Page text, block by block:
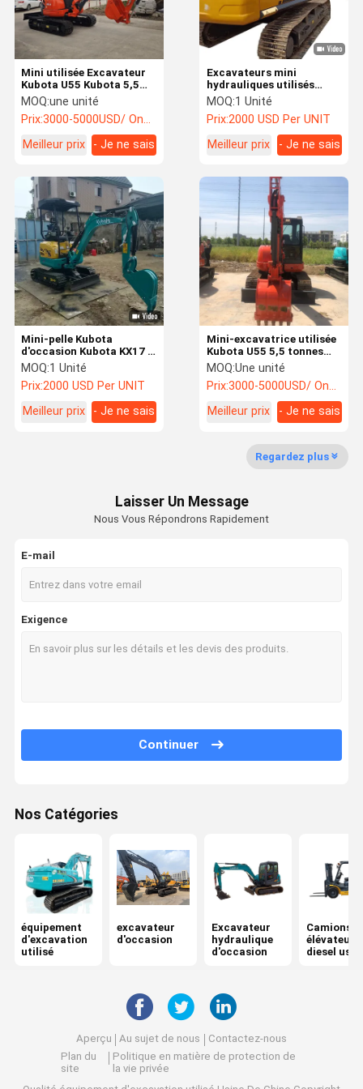
Aperçu Produits
A Propos De
Nous
Contrôle De
Nouvelles
excavateur d'occasion
Camions élévateurs diesel usagés
Téléporteurs électriques usagés
Chargeur utilisé
Excavateurs mini
hydrauliques utilisés
SANY SY55C SANY 26 35
55 60 75
MOQ:1 Unité
Prix:2000 USD Per UNIT
Meilleur prix
- Je ne sais
Mini utilisée Excavateur
Kubota U55 Kubota 5,5
tonnes Excavateurs
Kubota U55 U35 U17
MOQ:une unité
Prix:3000-5000USD/ One Unit
Meilleur prix
- Je ne sais
Mini-excavatrice utilisée
Kubota U55 5,5 tonnes
machines Kubota U55
U35 U17
MOQ:Une unité
Prix:3000-5000USD/ One Unit
Meilleur prix
- Je ne sais
Mini-pelle Kubota
d'occasion Kubota KX17 8
tonnes Poids en service
Moteur
MOQ:1 Unité
Prix:2000 USD Per UNIT
Meilleur prix
- Je ne sais
Regardez plus
Laisser Un Message
Nous Vous Répondrons Rapidement
E-mail
Exigence
Continuer
Nos Catégories
équipement
d'excavation
utilisé
excavateur
d'occasion
Excavateur
hydraulique
d'occasion
Camions
élévateurs
diesel
Aperçu Au sujet de nous
Contactez-nous
Plan du
site
Politique en matière de protection de
la vie privée